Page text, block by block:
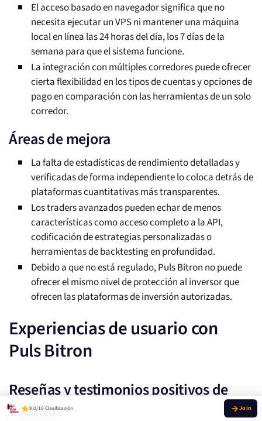
El acceso basado en navegador significa que no
necesita ejecutar un VPS ni mantener una máquina
local en línea las 24 horas del día, los 7 días de la
semana para que el sistema funcione.
La integración con múltiples corredores puede ofrecer
cierta flexibilidad en los tipos de cuentas y opciones de
pago en comparación con las herramientas de un solo
corredor.
Áreas de mejora
La falta de estadísticas de rendimiento detalladas y
verificadas de forma independiente lo coloca detrás de
plataformas cuantitativas más transparentes.
Los traders avanzados pueden echar de menos
características como acceso completo a la API,
codificación de estrategias personalizadas o
herramientas de backtesting en profundidad.
Debido a que no está regulado, Puls Bitron no puede
ofrecer el mismo nivel de protección al inversor que
ofrecen las plataformas de inversión autorizadas.
Experiencias de usuario con
Puls Bitron
Reseñas y testimonios positivos de
usuarios
9.0/10 Clasificación